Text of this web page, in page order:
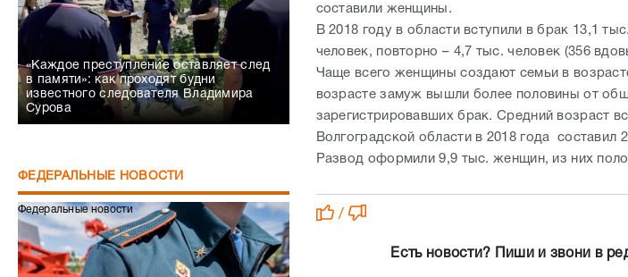
«Каждое преступление оставляет след
в памяти»: как проходят будни
известного следователя Владимира
Сурова
ФЕДЕРАЛЬНЫЕ НОВОСТИ
Федеральные новости
составили женщины.
В 2018 году в области вступили в брак 13,1
человек, повторно – 4,7 тыс. человек (356
Чаще всего женщины создают семьи в
возрасте замуж вышли более половины от
зарегистрировавших брак. Средний возраст
Волгоградской области в 2018 года составил
Развод оформили 9,9 тыс. женщин, из них
/
Есть новости? Пиши и звони в